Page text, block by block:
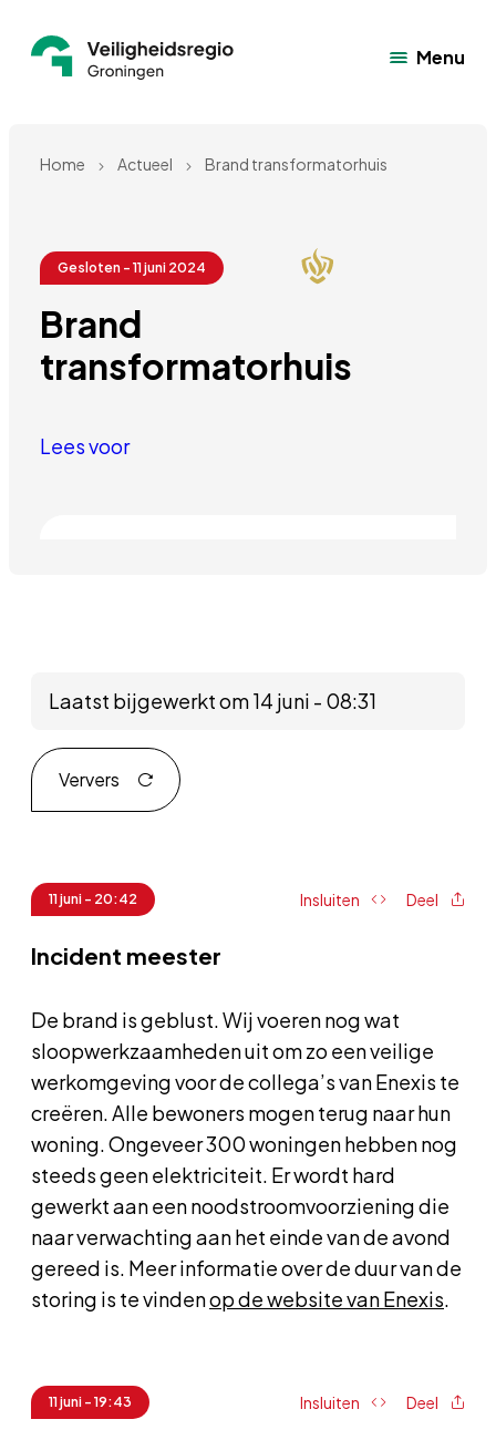
Menu
Home Actueel Brand transformatorhuis
Gesloten - 11 juni 2024
Brand
transformatorhuis
Lees voor
Laatst bijgewerkt om 14 juni - 08:31
Ververs
11 juni - 20:42 Insluiten Deel
Incident meester
De brand is geblust. Wij voeren nog wat
sloopwerkzaamheden uit om zo een veilige
werkomgeving voor de collega’s van Enexis te
creëren. Alle bewoners mogen terug naar hun
woning. Ongeveer 300 woningen hebben nog
steeds geen elektriciteit. Er wordt hard
gewerkt aan een noodstroomvoorziening die
naar verwachting aan het einde van de avond
gereed is. Meer informatie over de duur van de
storing is te vindenop de website van Enexis.
11 juni - 19:43 Insluiten Deel